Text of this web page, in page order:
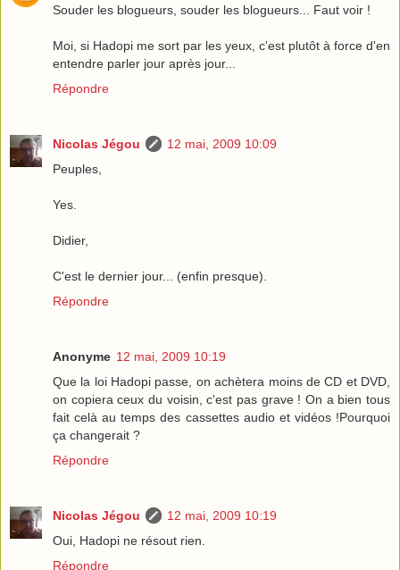
Souder les blogueurs, souder les blogueurs... Faut voir !
Moi, si Hadopi me sort par les yeux, c'est plutôt à force d'en
entendre parler jour après jour...
Répondre
Nicolas Jégou
12 mai, 2009 10:09
Peuples,
Yes.
Didier,
C'est le dernier jour... (enfin presque).
Répondre
Anonyme 12 mai, 2009 10:19
Que la loi Hadopi passe, on achètera moins de CD et DVD,
on copiera ceux du voisin, c'est pas grave ! On a bien tous
fait celà au temps des cassettes audio et vidéos !Pourquoi
ça changerait ?
Répondre
Nicolas Jégou
12 mai, 2009 10:19
Oui, Hadopi ne résout rien.
Répondre